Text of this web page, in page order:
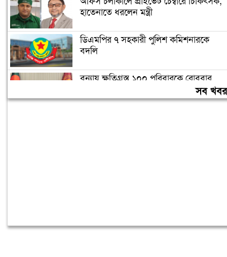
হাতেনাতে ধরলেন মন্ত্রী
ডিএমপির ৭ সহকারী পুলিশ কমিশনারকে
বদলি
বন্যায় ক্ষতিগ্রস্ত ১০০ পরিবারকে রোববার
সব